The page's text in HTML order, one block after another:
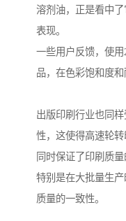
溶剂油，正是看中
表现。
一些用户反馈，使
品，在色彩饱和度和
出版印刷行业也同
性，这使得高速轮转
同时保证了印刷质量
特别是在大批量生
质量的一致性。